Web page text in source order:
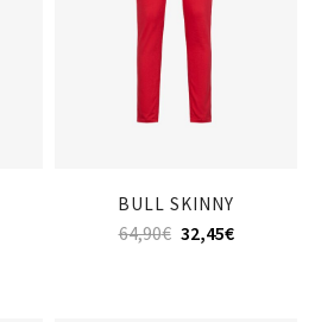
BULL SKINNY
64,90€ 32,45€